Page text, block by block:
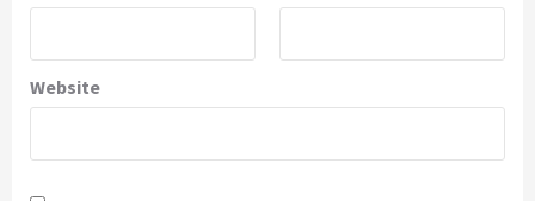
Website